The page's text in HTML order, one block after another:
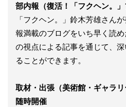
部内報（復活！「フクヘン。
「フクヘン。」鈴木芳雄さん
報満載のブログをいち早く読
の視点による記事を通じて、
ることができます。
取材・出張（美術館・ギャラ
随時開催